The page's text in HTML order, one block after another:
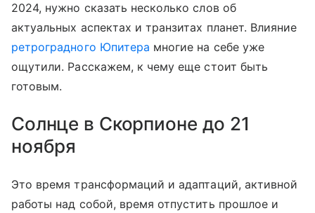
2024, нужно сказать несколько слов об
актуальных аспектах и транзитах планет. Влияние
ретроградного Юпитера многие на себе уже
ощутили. Расскажем, к чему еще стоит быть
готовым.
Солнце в Скорпионе до 21
ноября
Это время трансформаций и адаптаций, активной
работы над собой, время отпустить прошлое и